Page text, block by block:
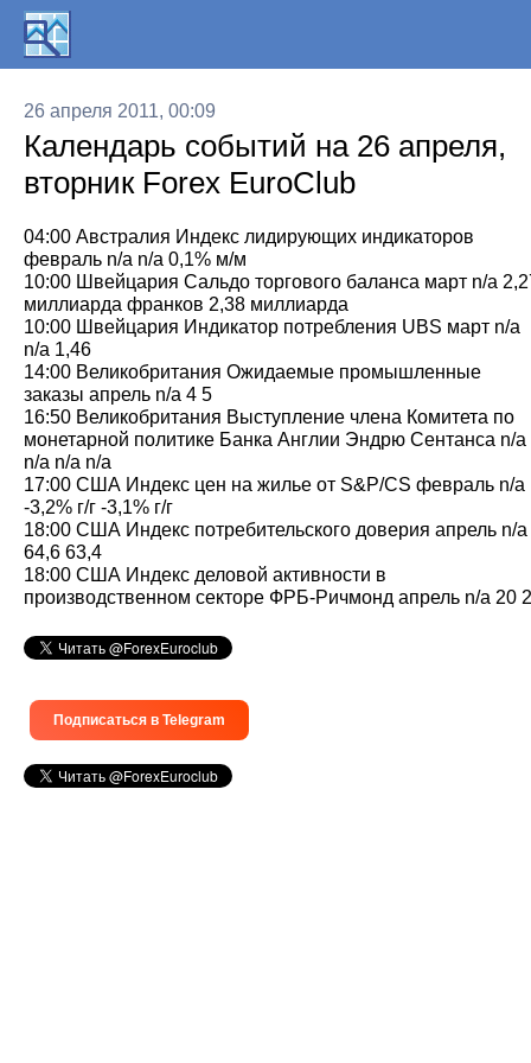
26 апреля 2011, 00:09
Календарь событий на 26 апреля,
вторник Forex EuroClub
04:00 Австралия Индекс лидирующих индикаторов
февраль n/a n/a 0,1% м/м
10:00 Швейцария Сальдо торгового баланса март n/a
миллиарда франков 2,38 миллиарда
10:00 Швейцария Индикатор потребления UBS март n/a
n/a 1,46
14:00 Великобритания Ожидаемые промышленные
заказы апрель n/a 4 5
16:50 Великобритания Выступление члена Комитета по
монетарной политике Банка Англии Эндрю Сентанса n/a
n/a n/a n/a
17:00 США Индекс цен на жилье от S&P/CS февраль n/a
-3,2% г/г -3,1% г/г
18:00 США Индекс потребительского доверия апрель n/a
64,6 63,4
18:00 США Индекс деловой активности в
производственном секторе ФРБ-Ричмонд апрель n/a 20
Подписаться в Telegram